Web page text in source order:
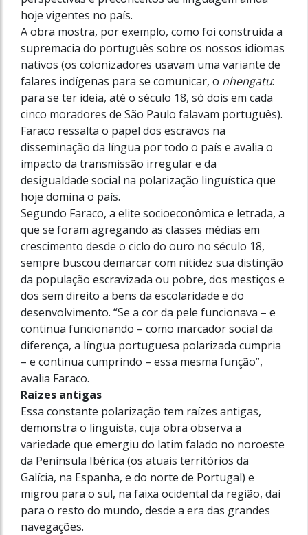
hoje vigentes no país.
A obra mostra, por exemplo, como foi construída a
supremacia do português sobre os nossos idiomas
nativos (os colonizadores usavam uma variante de
falares indígenas para se comunicar, o nhengatu:
para se ter ideia, até o século 18, só dois em cada
cinco moradores de São Paulo falavam português).
Faraco ressalta o papel dos escravos na
disseminação da língua por todo o país e avalia o
impacto da transmissão irregular e da
desigualdade social na polarização linguística que
hoje domina o país.
Segundo Faraco, a elite socioeconômica e letrada, a
que se foram agregando as classes médias em
crescimento desde o ciclo do ouro no século 18,
sempre buscou demarcar com nitidez sua distinção
da população escravizada ou pobre, dos mestiços e
dos sem direito a bens da escolaridade e do
desenvolvimento. “Se a cor da pele funcionava – e
continua funcionando – como marcador social da
diferença, a língua portuguesa polarizada cumpria
– e continua cumprindo – essa mesma função”,
avalia Faraco.
Raízes antigas
Essa constante polarização tem raízes antigas,
demonstra o linguista, cuja obra observa a
variedade que emergiu do latim falado no noroeste
da Península Ibérica (os atuais territórios da
Galícia, na Espanha, e do norte de Portugal) e
migrou para o sul, na faixa ocidental da região, daí
para o resto do mundo, desde a era das grandes
navegações.